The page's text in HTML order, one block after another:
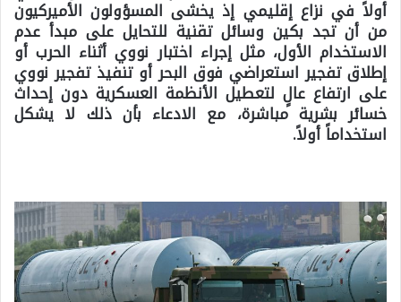
أولاً في نزاع إقليمي إذ يخشى المسؤولون الأميركيون
من أن تجد بكين وسائل تقنية للتحايل على مبدأ عدم
الاستخدام الأول، مثل إجراء اختبار نووي أثناء الحرب أو
إطلاق تفجير استعراضي فوق البحر أو تنفيذ تفجير نووي
على ارتفاع عالٍ لتعطيل الأنظمة العسكرية دون إحداث
خسائر بشرية مباشرة، مع الادعاء بأن ذلك لا يشكل
استخداماً أولاً.